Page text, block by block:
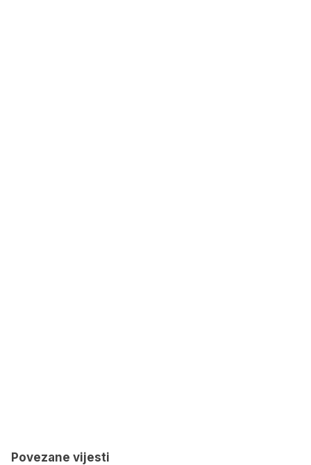
Povezane vijesti